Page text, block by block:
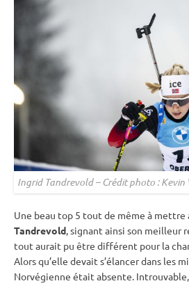
Ingrid Tandrevold – Crédit photo : Kevin
Une beau top 5 tout de même à mettre
Tandrevold, signant ainsi son meilleur
tout aurait pu être différent pour la
Alors qu’elle devait s’élancer dans les
Norvégienne était absente.